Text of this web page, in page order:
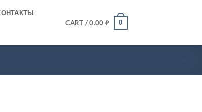
CART /0.00 ₽ 0